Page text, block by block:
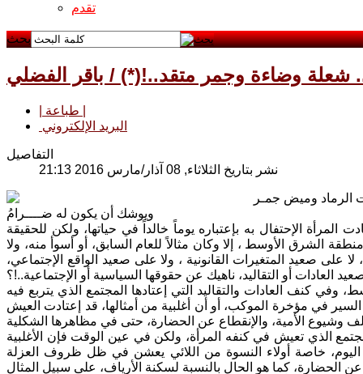
تقدم
بحث
.. شعلة وضاءة وجمر متقد..!(*) / باقر الفضلي
البريد الإلكتروني
التفاصيل
نشر بتاريخ الثلاثاء, 08 آذار/مارس 2016 21:13
الرماد وميض جمـر
ويوشك أن يكون له ضــــرامُ
المرأة الإحتفال به بإعتباره يوماً خالداً في حياتها، ولكن للحقيقة
الشرق الأوسط ، إلا وكان مثالاً للعام السابق، أو أسوأ منه، ولا
صعيد المتغيرات القانونية ، ولا على صعيد الواقع الإجتماعي،
العادات أو التقاليد، ناهيك عن حقوقها السياسية أو الإجتماعية..!؟
كنف العادات والتقاليد التي إعتادها المجتمع الذي يتربع فيه
في مؤخرة الموكب، أو أن أغلبية من أمثالها، قد إعتادت العيش
الذي تعيش في كنفه المرأة، ولكن في عين الوقت فإن الأغلبية
خاصة أولاء النسوة من اللائي يعشن في ظل ظروف العزلة